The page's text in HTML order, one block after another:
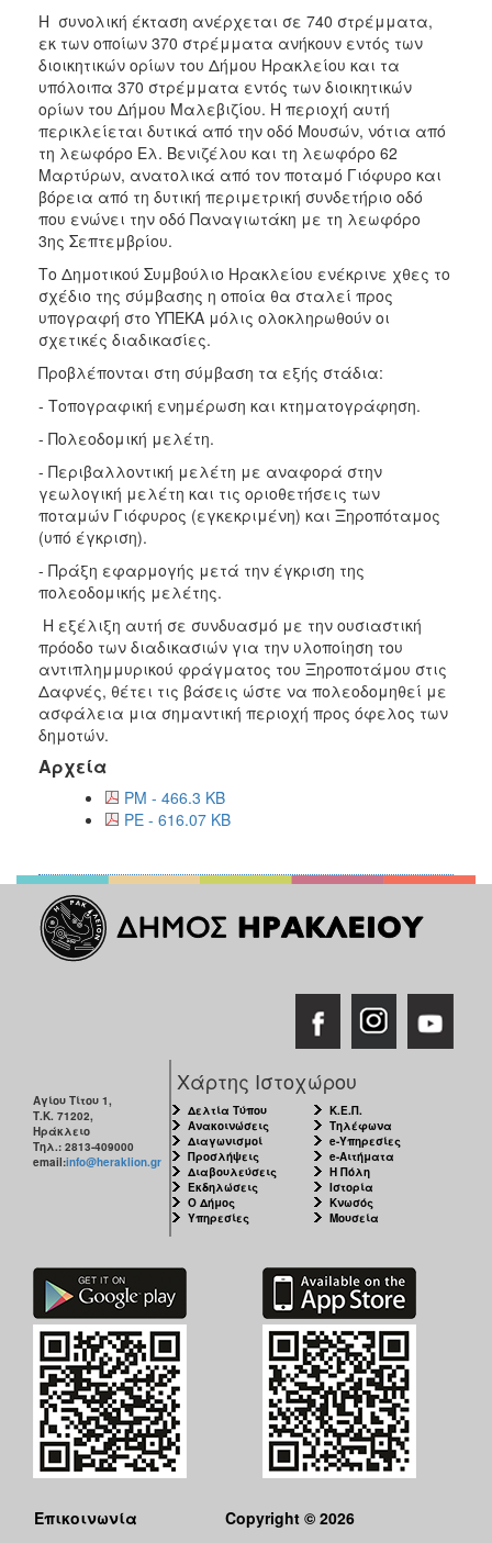
ΠΟΛΙΤΙΣΜΟΣ
ΑΝΘΕΚΤΙΚΗ
ΠΟΛΗ
Η συνολική έκταση ανέρχεται σε 740 στρέμματα,
εκ των οποίων 370 στρέμματα ανήκουν εντός των
διοικητικών ορίων του Δήμου Ηρακλείου και τα
υπόλοιπα 370 στρέμματα εντός των διοικητικών
ορίων του Δήμου Μαλεβιζίου. Η περιοχή αυτή
περικλείεται δυτικά από την οδό Μουσών, νότια από
τη λεωφόρο Ελ. Βενιζέλου και τη λεωφόρο 62
Μαρτύρων, ανατολικά από τον ποταμό Γιόφυρο και
βόρεια από τη δυτική περιμετρική συνδετήριο οδό
που ενώνει την οδό Παναγιωτάκη με τη λεωφόρο
3ης Σεπτεμβρίου.
Το Δημοτικού Συμβούλιο Ηρακλείου ενέκρινε χθες το
σχέδιο της σύμβασης η οποία θα σταλεί προς
υπογραφή στο ΥΠΕΚΑ μόλις ολοκληρωθούν οι
σχετικές διαδικασίες.
Προβλέπονται στη σύμβαση τα εξής στάδια:
- Τοπογραφική ενημέρωση και κτηματογράφηση.
- Πολεοδομική μελέτη.
- Περιβαλλοντική μελέτη με αναφορά στην
γεωλογική μελέτη και τις οριοθετήσεις των
ποταμών Γιόφυρος (εγκεκριμένη) και Ξηροπόταμος
(υπό έγκριση).
- Πράξη εφαρμογής μετά την έγκριση της
πολεοδομικής μελέτης.
Η εξέλιξη αυτή σε συνδυασμό με την ουσιαστική
πρόοδο των διαδικασιών για την υλοποίηση του
αντιπλημμυρικού φράγματος του Ξηροποτάμου στις
Δαφνές, θέτει τις βάσεις ώστε να πολεοδομηθεί με
ασφάλεια μια σημαντική περιοχή προς όφελος των
δημοτών.
Αρχεία
PM - 466.3 KB
PE - 616.07 KB
Αγίου Τίτου 1,
Τ.Κ. 71202,
Ηράκλειο
Τηλ.: 2813-409000
email:info@heraklion.gr
Χάρτης Ιστοχώρου
Δελτία Τύπου
Ανακοινώσεις
Διαγωνισμοί
Προσλήψεις
Διαβουλεύσεις
Εκδηλώσεις
Ο Δήμος
Υπηρεσίες
Κ.Ε.Π.
Τηλέφωνα
e-Υπηρεσίες
e-Αιτήματα
Η Πόλη
Ιστορία
Κνωσός
Μουσεία
Επικοινωνία Copyright © 2026